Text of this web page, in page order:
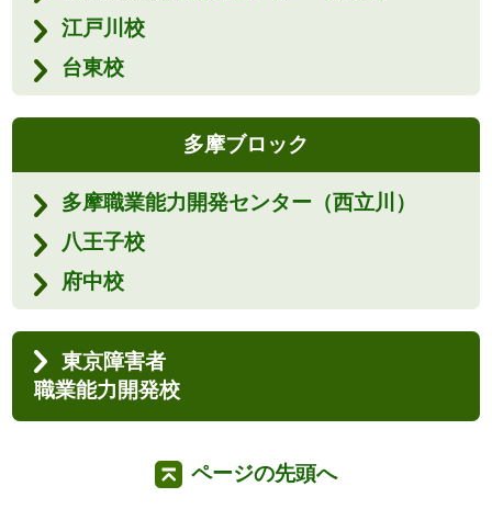
江戸川校
台東校
多摩ブロック
多摩職業能力開発センター（西立川）
八王子校
府中校
東京障害者
職業能力開発校
ページの先頭へ